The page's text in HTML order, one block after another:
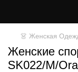
👗 Женская
Женские
SK022/M/